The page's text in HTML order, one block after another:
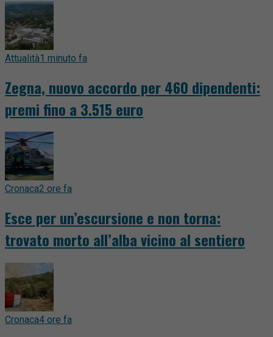
Attualità1 minuto fa
Zegna, nuovo accordo per 460 dipendenti:
premi fino a 3.515 euro
Cronaca2 ore fa
Esce per un’escursione e non torna:
trovato morto all’alba vicino al sentiero
Cronaca4 ore fa